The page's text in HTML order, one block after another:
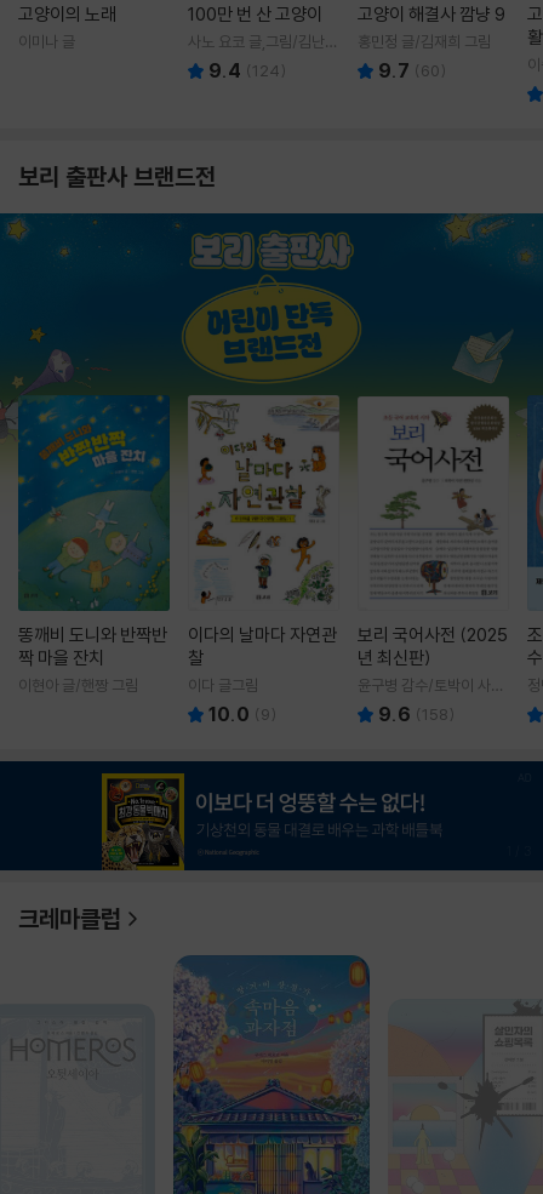
고양이의 노래
이미나 글
100만 번 산 고양이
사노 요코 글,그림/김난주
역 9.4 (124)
고양이 해결사 깜냥 9
홍민정 글/김재희 그림
9.7 (60)
보리 출판사 브랜드전
똥깨비 도니와 반짝반
짝 마을 잔치
이현아 글/핸짱 그림
이다의 날마다 자연관
찰
이다 글그림
10.0 (9)
보리 국어사전 (2025
년 최신판)
윤구병 감수/토박이 사전
편찬실 편
9.6 (158)
크레마클럽